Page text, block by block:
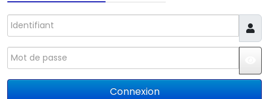
Identifiant
Mot de passe
Connexion